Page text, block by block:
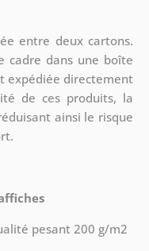
entre deux cartons.
cadre dans une boîte
expédiée directement
de ces produits, la
ainsi le risque
pesant 200 g/m2